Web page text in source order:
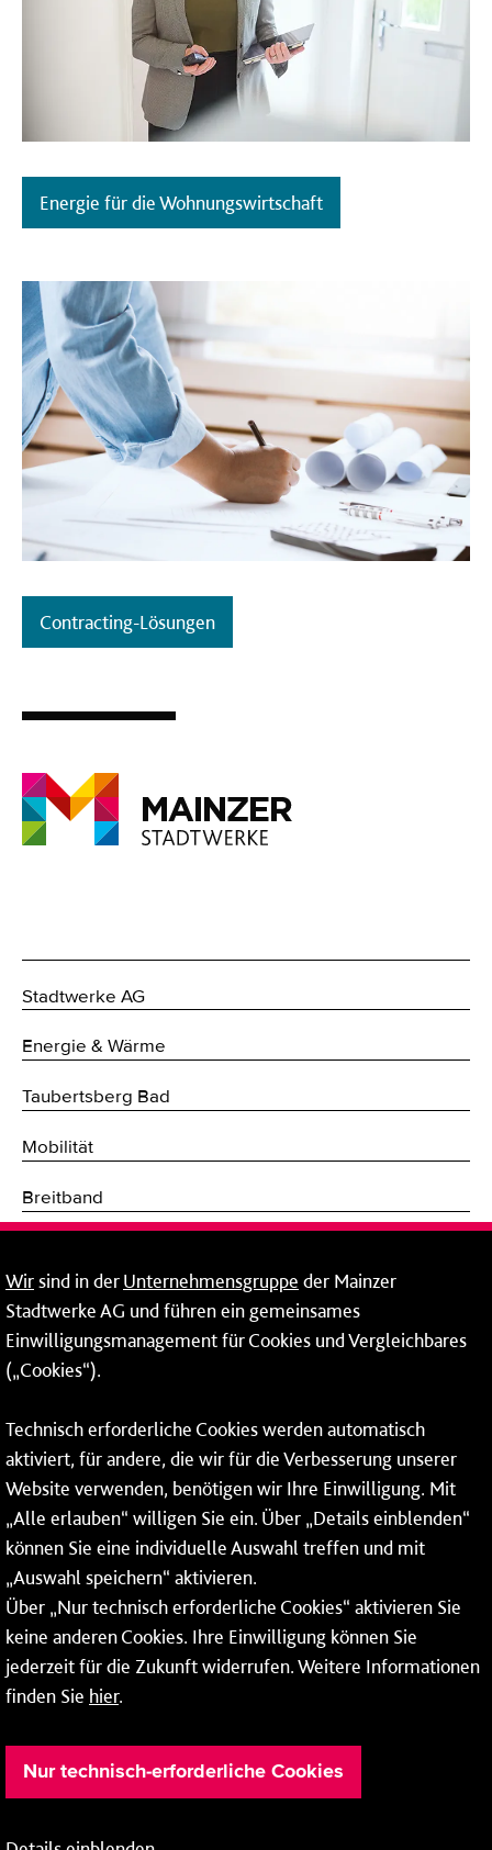
Energie für die Wohnungswirtschaft
Contracting-Lösungen
Stadtwerke AG
Energie & Wärme
Taubertsberg Bad
Mobilität
Breitband
Mainzer Stadtwerke Energie und Service GmbH
Rheinallee 41
55118 Mainz
Tel.:06131 - 12 90 90
Fax: 06131 - 12 9 90 90
So erreichen Sie uns
Montag bis Donnerstag: 08:00–17:00 Uhr
Freitag: 08:00–15:00 Uhr
Wirsind in derUnternehmensgruppe der Mainzer
Stadtwerke AG und führen ein gemeinsames
Einwilligungsmanagement für Cookies und Vergleichbares
(„Cookies“).
Technisch erforderliche Cookies werden automatisch
aktiviert, für andere, die wir für die Verbesserung unserer
Website verwenden, benötigen wir Ihre Einwilligung. Mit
„Alle erlauben“ willigen Sie ein. Über „Details einblenden“
können Sie eine individuelle Auswahl treffen und mit
„Auswahl speichern“ aktivieren.
Über „Nur technisch erforderliche Cookies“ aktivieren Sie
keine anderen Cookies. Ihre Einwilligung können Sie
jederzeit für die Zukunft widerrufen. Weitere Informationen
finden Sie hier.
Nur technisch-erforderliche Cookies